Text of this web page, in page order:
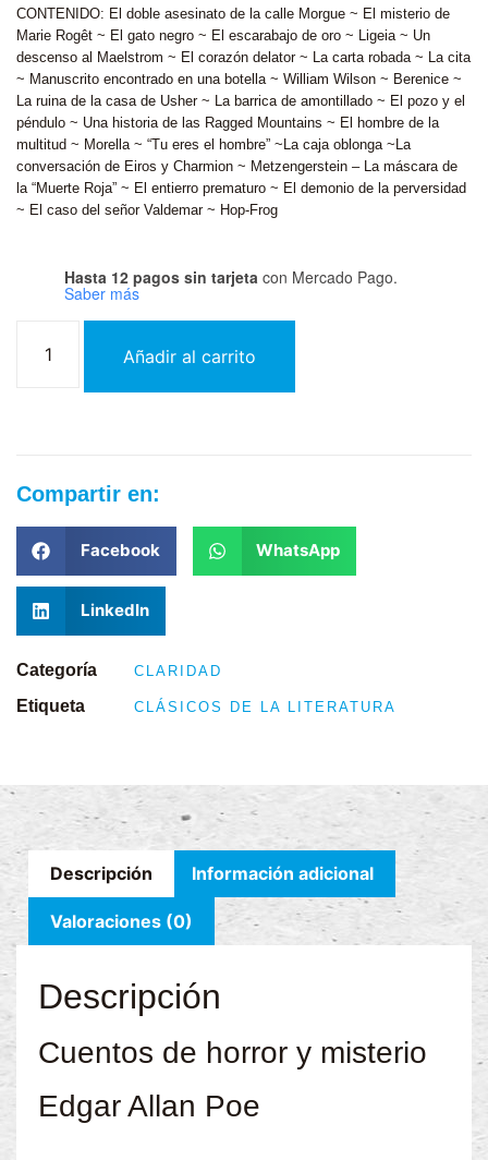
CONTENIDO: El doble asesinato de la calle Morgue ~ El misterio de
Marie Rogêt ~ El gato negro ~ El escarabajo de oro ~ Ligeia ~ Un
descenso al Maelstrom ~ El corazón delator ~ La carta robada ~ La cita
~ Manuscrito encontrado en una botella ~ William Wilson ~ Berenice ~
La ruina de la casa de Usher ~ La barrica de amontillado ~ El pozo y el
péndulo ~ Una historia de las Ragged Mountains ~ El hombre de la
multitud ~ Morella ~ “Tu eres el hombre” ~La caja oblonga ~La
conversación de Eiros y Charmion ~ Metzengerstein – La máscara de
la “Muerte Roja” ~ El entierro prematuro ~ El demonio de la perversidad
~ El caso del señor Valdemar ~ Hop-Frog
Hasta 12 pagos sin tarjeta con Mercado Pago.
Saber más
Añadir al carrito
Compartir en:
Facebook WhatsApp
LinkedIn
Categoría CLARIDAD
Etiqueta CLÁSICOS DE LA LITERATURA
Descripción Información adicional
Valoraciones (0)
Descripción
Cuentos de horror y misterio
Edgar Allan Poe